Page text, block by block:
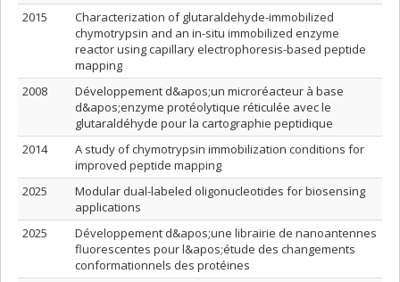
2015
Characterization of glutaraldehyde-immobilized
chymotrypsin and an in-situ immobilized enzyme
reactor using capillary electrophoresis-based peptide
mapping
2008
Développement d&apos;un microréacteur à base
d&apos;enzyme protéolytique réticulée avec le
glutaraldéhyde pour la cartographie peptidique
2014
A study of chymotrypsin immobilization conditions for
improved peptide mapping
2025
Modular dual-labeled oligonucleotides for biosensing
applications
2025
Développement d&apos;une librairie de nanoantennes
fluorescentes pour l&apos;étude des changements
conformationnels des protéines